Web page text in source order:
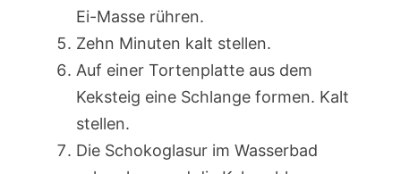
Ei-Masse rühren.
Zehn Minuten kalt stellen.
Auf einer Tortenplatte aus dem
Keksteig eine Schlange formen. Kalt
stellen.
Die Schokoglasur im Wasserbad